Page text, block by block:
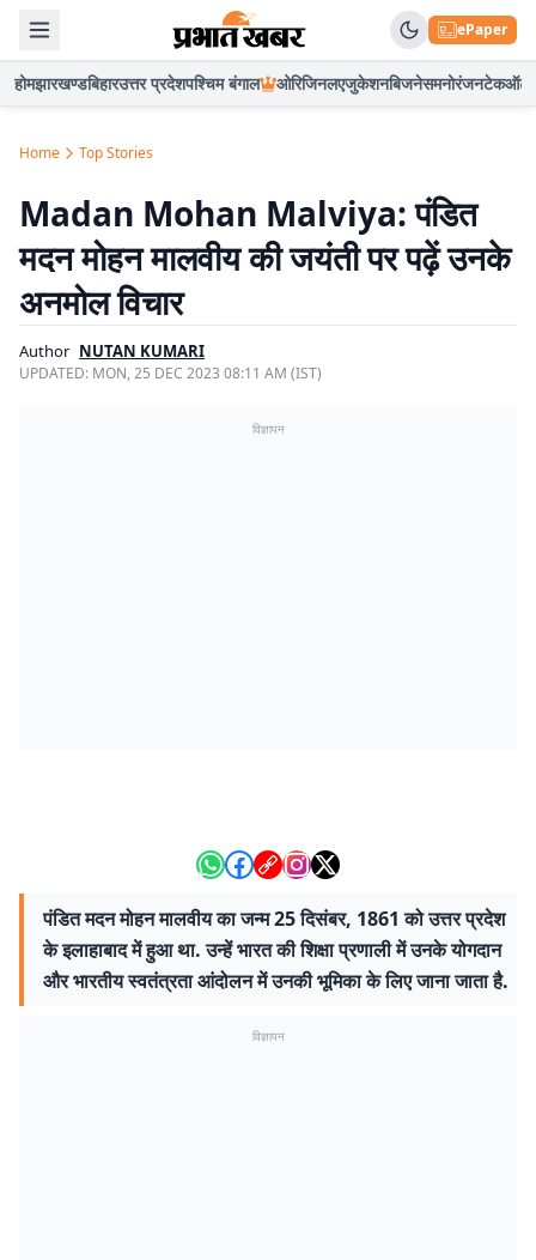
ePaper
होमझारखण्डबिहारउत्तर प्रदेशपश्चिम बंगाल ओरिजिनलएजुकेशनबिजनेसमनोरंजनटेकऑटो
Home Top Stories
Madan Mohan Malviya: पंडित
मदन मोहन मालवीय की जयंती पर पढ़ें उनके
अनमोल विचार
Author NUTAN KUMARI
UPDATED: MON, 25 DEC 2023 08:11 AM (IST)
विज्ञापन
पंडित मदन मोहन मालवीय का जन्म 25 दिसंबर, 1861 को उत्तर प्रदेश
के इलाहाबाद में हुआ था. उन्हें भारत की शिक्षा प्रणाली में उनके योगदान
और भारतीय स्वतंत्रता आंदोलन में उनकी भूमिका के लिए जाना जाता है.
विज्ञापन